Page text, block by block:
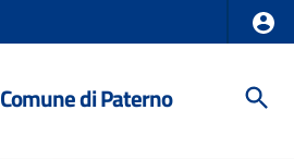
Comune di Paterno